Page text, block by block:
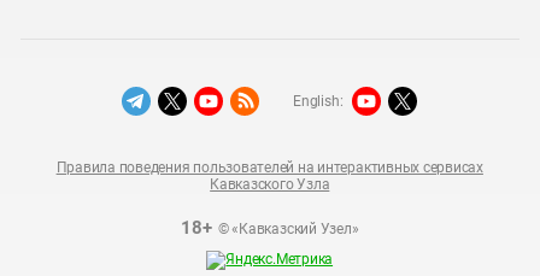
18+© «Кавказский Узел»
Правила поведения пользователей на интерактивных сервисах
Кавказского Узла
English: